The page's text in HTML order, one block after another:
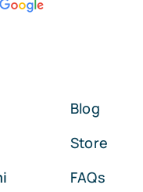
Blog
Store
FAQs